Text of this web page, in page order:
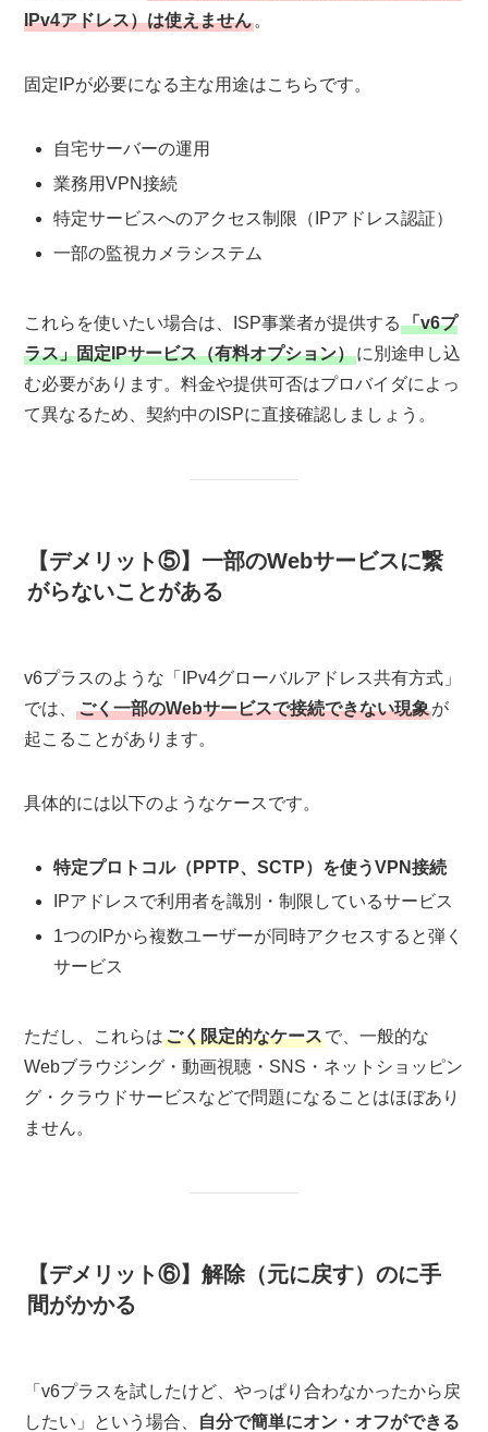
IPv4アドレス）は使えません 。
固定IPが必要になる主な用途はこちらです。
自宅サーバーの運用
業務用VPN接続
特定サービスへのアクセス制限（IPアドレス認証）
一部の監視カメラシステム
これらを使いたい場合は、ISP事業者が提供する「v6プ
ラス」固定IPサービス（有料オプション）に別途申し込
む必要があります。料金や提供可否はプロバイダによっ
て異なるため、契約中のISPに直接確認しましょう。
【デメリット⑤】一部のWebサービスに繋
がらないことがある
v6プラスのような「IPv4グローバルアドレス共有方式」
では、ごく一部のWebサービスで接続できない現象が
起こることがあります。
具体的には以下のようなケースです。
特定プロトコル（PPTP、SCTP）を使うVPN接続
IPアドレスで利用者を識別・制限しているサービス
1つのIPから複数ユーザーが同時アクセスすると弾く
サービス
ただし、これらはごく限定的なケースで、一般的な
Webブラウジング・動画視聴・SNS・ネットショッピン
グ・クラウドサービスなどで問題になることはほぼあり
ません。
【デメリット⑥】解除（元に戻す）のに手
間がかかる
「v6プラスを試したけど、やっぱり合わなかったから戻
したい」という場合、 自分で簡単にオン・オフができる